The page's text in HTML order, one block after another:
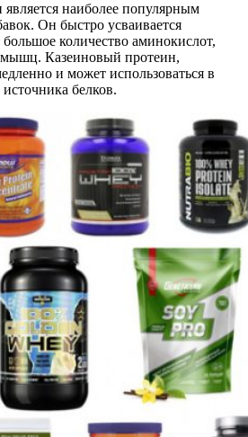
наиболее популярным
Он быстро усваивается
количество аминокислот,
мышц. Казеиновый протеин,
и может использоваться в
источника белков.